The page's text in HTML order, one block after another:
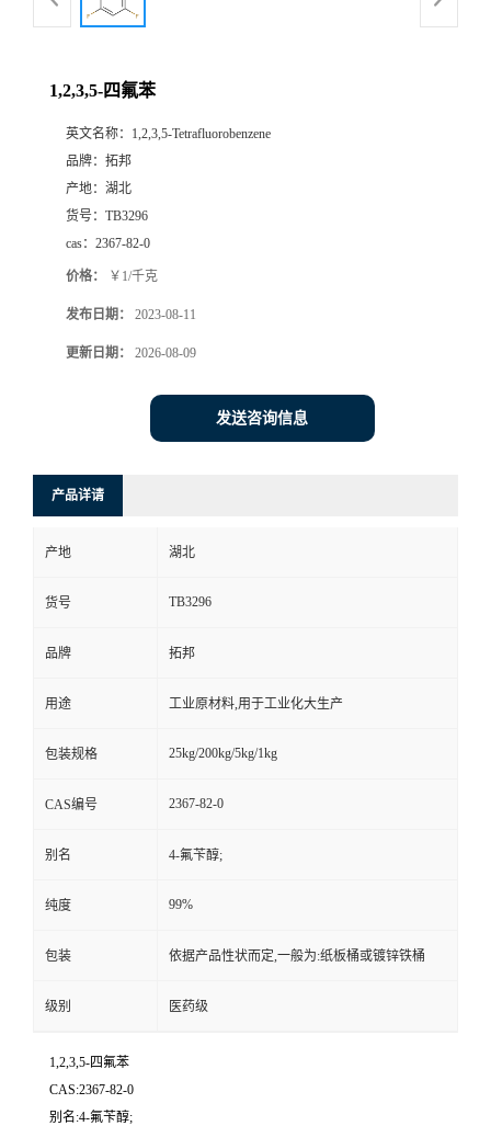
1,2,3,5-四氟苯
英文名称： 1,2,3,5-Tetrafluorobenzene
品牌： 拓邦
产地： 湖北
货号： TB3296
cas： 2367-82-0
价格： ￥1/千克
发布日期： 2023-08-11
更新日期： 2026-08-09
发送咨询信息
产品详请
产地 湖北
货号 TB3296
品牌 拓邦
用途 工业原材料,用于工业化大生产
包装规格 25kg/200kg/5kg/1kg
CAS编号 2367-82-0
别名 4-氟苄醇;
纯度 99%
包装 依据产品性状而定,一般为:纸板桶或镀锌铁桶
级别 医药级
1,2,3,5-四氟苯
CAS:2367-82-0
别名:4-氟苄醇;